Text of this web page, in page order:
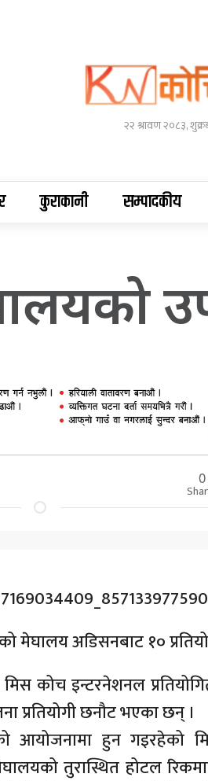
२२ श्रावण २०८३,
कुराकानी सम्पादकीय
0
मेघालय अडिसनबाट १०
कोच इन्टरनेशनल
प्रतियोगी छनौट भएका छन् ।
आयोजनामा हुन गइरहेको
तुरास्थित होटल